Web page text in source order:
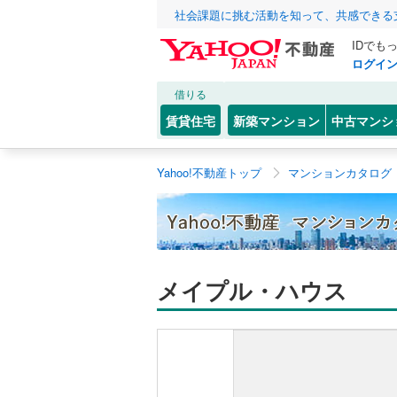
社会課題に挑む活動を知って、共感でき
IDでも
ログイン
借りる
賃貸住宅 新築マンション 中古マンシ
Yahoo!不動産トップ マンションカタログ
メイプル・ハウス